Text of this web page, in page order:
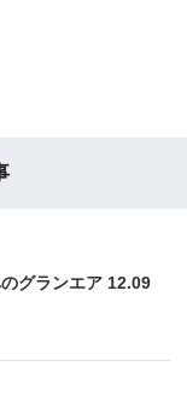
グランエア 12.09